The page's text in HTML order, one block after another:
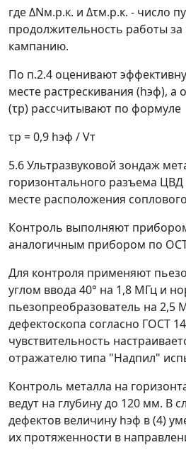
гдеΔNм.р.к. и Δτм.р.к. - число
продолжительность работы
кампанию.
По п.2.4 оценивают
месте растрескивания (hэф), а
(τр) рассчитывают по формуле
τр = 0,9 hэф /Vт
5.6 Ультразвуковой зондаж
горизонтального разъема
месте расположения
Контроль выполняют
аналогичным прибором по ОСТ
Для контроля применяют
углом ввода 40° на 1,8 МГц и
пьезопреобразователь на 2,5
дефектоскопа согласно ГОСТ
чувствительность
отражателю типа "Надпил"
Контроль металла на
ведут на глубину до 120 мм. В
дефектов величину hэф в (4)
их протяженности в